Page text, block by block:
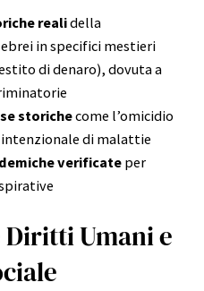
realidella
in specifici mestieri
di denaro), dovuta a
storichecome l’omicidio
di malattie
verificate per
Umani e